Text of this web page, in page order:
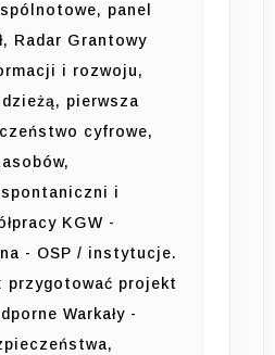
panel
Radar Grantowy
i rozwoju,
pierwsza
cyfrowe,
i
KGW -
- OSP / instytucje.
przygotować projekt
Warkały -